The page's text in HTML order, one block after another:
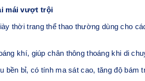
mái vượt trội
thời trang thể thao thường dùng cho
khí, giúp chân thông thoáng khi di
bền bỉ, có tính ma sát cao, tăng độ bám